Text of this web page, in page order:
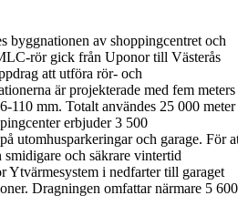
byggnationen av shoppingcentret och
rör gick från Uponor till Västerås
att utföra rör- och
är projekterade med fem meters
110 mm. Totalt användes 25 000 meter
erbjuder 3 500
utomhusparkeringar och garage. För
och säkrare vintertid
Ytvärmesystem i nedfarter till garaget
Dragningen omfattar närmare 5 600